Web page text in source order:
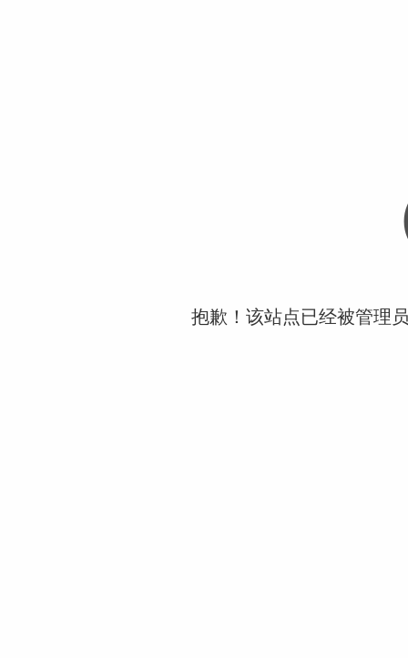
抱歉！该站点已经被管理